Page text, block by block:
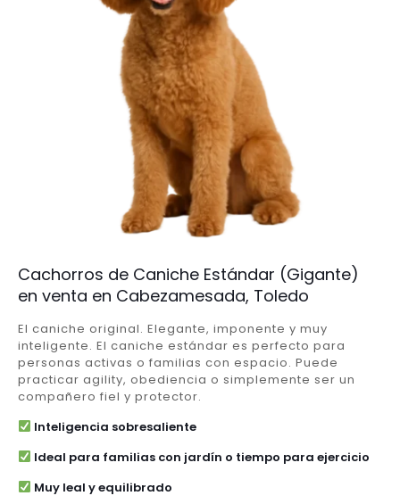
Cachorros de Caniche Estándar (Gigante)
en venta en Cabezamesada, Toledo
El caniche original. Elegante, imponente y muy
inteligente. El caniche estándar es perfecto para
personas activas o familias con espacio. Puede
practicar agility, obediencia o simplemente ser un
compañero fiel y protector.
Inteligencia sobresaliente
Ideal para familias con jardín o tiempo para ejercicio
Muy leal y equilibrado